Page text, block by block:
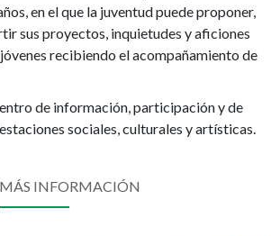
en el que la juventud puede proponer,
sus proyectos, inquietudes y aficiones
recibiendo el acompañamiento de
de información, participación y de
sociales, culturales y artísticas.
MÁS INFORMACIÓN